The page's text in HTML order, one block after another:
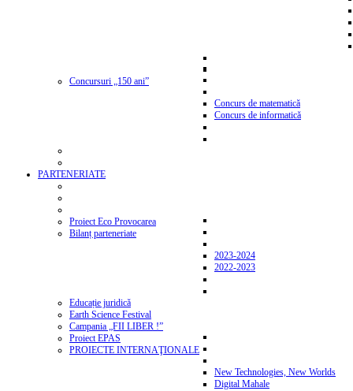
Concursuri „150 ani”
Concurs de matematică
Concurs de informatică
PARTENERIATE
Proiect Eco Provocarea
Bilanț parteneriate
2023-2024
2022-2023
Educație juridică
Earth Science Festival
Campania „FII LIBER !”
Proiect EPAS
PROIECTE INTERNAŢIONALE
New Technologies, New Worlds
Digital Mahale